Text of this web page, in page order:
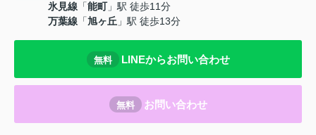
氷見線 「能町」駅 徒歩11分
万葉線 「旭ヶ丘 」駅 徒歩13分
無料 LINEからお問い合わせ
無料 お問い合わせ